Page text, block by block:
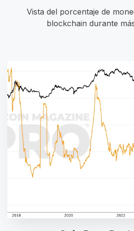
Vista del porcentaje de
blockchain durante